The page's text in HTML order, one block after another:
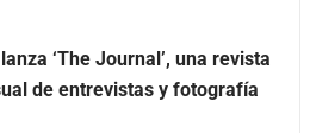
‘The Journal’, una revista
de entrevistas y fotografía